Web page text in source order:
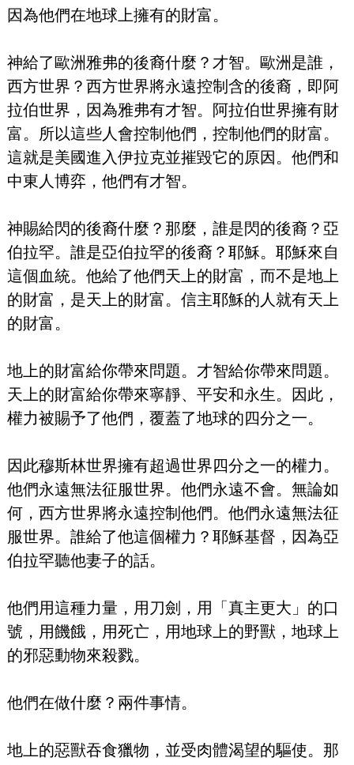
因為他們在地球上擁有的財富。
神給了歐洲雅弗的後裔什麼？才智。歐洲是誰，
西方世界？西方世界將永遠控制含的後裔，即阿
拉伯世界，因為雅弗有才智。阿拉伯世界擁有財
富。所以這些人會控制他們，控制他們的財富。
這就是美國進入伊拉克並摧毀它的原因。他們和
中東人博弈，他們有才智。
神賜給閃的後裔什麼？那麼，誰是閃的後裔？亞
伯拉罕。誰是亞伯拉罕的後裔？耶穌。耶穌來自
這個血統。他給了他們天上的財富，而不是地上
的財富，是天上的財富。信主耶穌的人就有天上
的財富。
地上的財富給你帶來問題。才智給你帶來問題。
天上的財富給你帶來寧靜、平安和永生。因此，
權力被賜予了他們，覆蓋了地球的四分之一。
因此穆斯林世界擁有超過世界四分之一的權力。
他們永遠無法征服世界。他們永遠不會。無論如
何，西方世界將永遠控制他們。他們永遠無法征
服世界。誰給了他這個權力？耶穌基督，因為亞
伯拉罕聽他妻子的話。
他們用這種力量，用刀劍，用「真主更大」的口
號，用饑餓，用死亡，用地球上的野獸，地球上
的邪惡動物來殺戮。
他們在做什麼？兩件事情。
地上的惡獸吞食獵物，並受肉體渴望的驅使。那